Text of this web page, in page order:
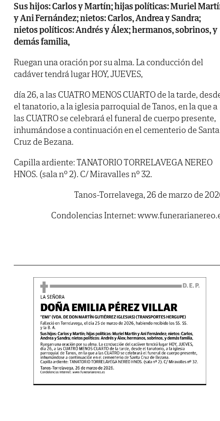
Sus hijos: Carlos y Martín; hijas políticas: Muriel
y Ani Fernández; nietos: Carlos,Andrea y Sandra;
nietos políticos: Andrés y Álex; hermanos, sobrinos, y
demás familia,
Ruegan una oración por su alma. La conducción del
cadáver tendrá lugar HOY, JUEVES,
día 26, a las CUATRO MENOS CUARTO de la tarde,
el tanatorio, a la iglesia parroquial de Tanos, en la que a
las CUATRO se celebrará el funeral de cuerpo presente,
inhumándose a continuación en el cementerio de Santa
Cruz de Bezana.
Capilla ardiente: TANATORIO TORRELAVEGA NEREO
HNOS. (sala nº 2). C/ Miravalles nº 32.
Tanos-Torrelavega, 26 de marzo de
Condolencias Internet: